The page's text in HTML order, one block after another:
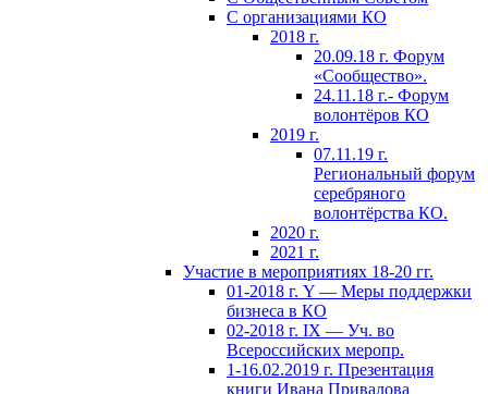
С организациями КО
2018 г.
20.09.18 г. Форум
«Сообщество».
24.11.18 г.- Форум
волонтёров КО
2019 г.
07.11.19 г.
Региональный форум
серебряного
волонтёрства КО.
2020 г.
2021 г.
Участие в мероприятиях 18-20 гг.
01-2018 г. Y — Меры поддержки
бизнеса в КО
02-2018 г. IX — Уч. во
Всероссийских меропр.
1-16.02.2019 г. Презентация
книги Ивана Привалова